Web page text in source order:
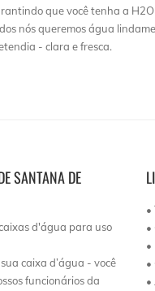
que você tenha a
nós queremos água
- clara e fresca.
SANTANA DE
d'água para uso
caixa d’água - você
funcionários da
•
•
•
•
•